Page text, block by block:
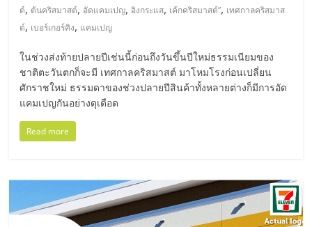
ขยาย
สา
ขา
แฟ
รน
ไชส์,
ศูนย์
รวม
ไชส์
พร้อม
ทำเล
ต์, ต้นคริสมาสต์, อัดแคมเปญ,อิงกระแส, เค้กคริสมาสต์”, เทศกาลคริสมาส
ต์, เบอร์เกอร์คิง, แคมเปญ
ในช่วงส่งท้ายปลายปีเช่นนี้ก่อนถึงวันขึ้นปีใหม่ธรรมเนียมของ
ชาติตะวันตกก็จะมี เทศกาลคริสมาสต์ มาโหมโรงก่อนเปลี่ยน
ศักราชใหม่ ธรรมดาของช่วงปลายปีสินค้าทั้งหลายต่างก็มีการอัด
แคมเปญกันอย่างดุเดือด
Read more